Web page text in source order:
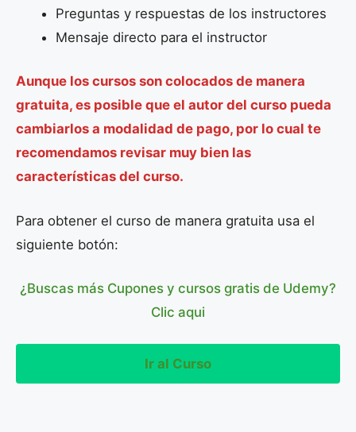
Preguntas y respuestas de los instructores
Mensaje directo para el instructor
Aunque los cursos son colocados de manera
gratuita, es posible que el autor del curso pueda
cambiarlos a modalidad de pago, por lo cual te
recomendamos revisar muy bien las
características del curso.
Para obtener el curso de manera gratuita usa el
siguiente botón:
¿Buscas más Cupones y cursos gratis de Udemy?
Clic aqui
Ir al Curso